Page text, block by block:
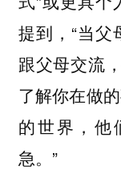
提到，“当父
跟父母交流
了解你在做
的世界，他
急。”